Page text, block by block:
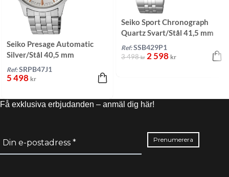
Seiko Presage Automatic
Silver/Stål 40,5 mm
Ref: SRPB47J1
5 498 kr
Seiko Sport Chronograph
Quartz Svart/Stål 41,5 mm
Ref: SSB429P1
3 498kr 2 598 kr
Få exklusiva erbjudanden – anmäl dig här!